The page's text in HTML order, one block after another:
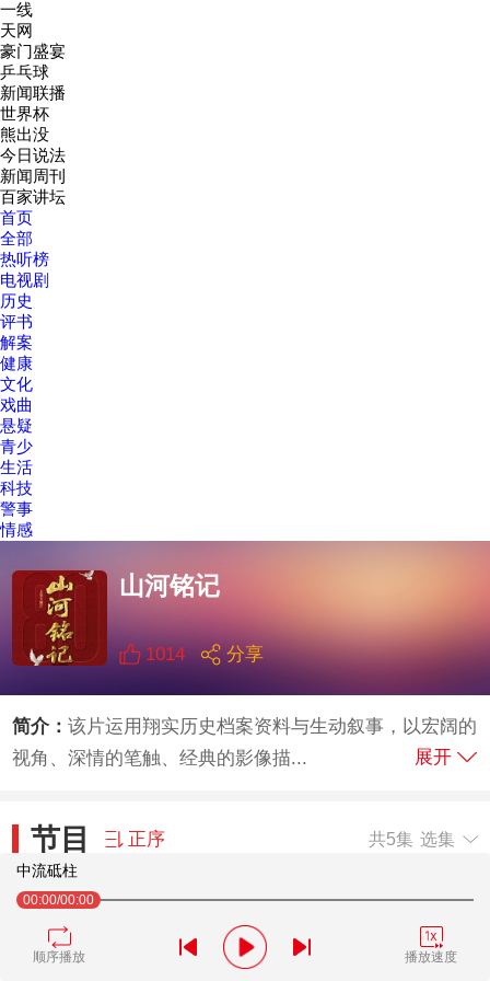
一线
天网
豪门盛宴
乒乓球
新闻联播
世界杯
熊出没
今日说法
新闻周刊
百家讲坛
首页
全部
热听榜
电视剧
历史
评书
解案
健康
文化
戏曲
悬疑
青少
生活
科技
警事
情感
山河铭记
1014 分享
简介：该片运用翔实历史档案资料与生动叙事，以宏阔的
视角、深情的笔触、经典的影像描...
展开
节目 正序 共5集 选集
1 中流砥柱
胜利之本
选集
1-5
播放速度
顺序播放
00:00/00:00
中流砥柱